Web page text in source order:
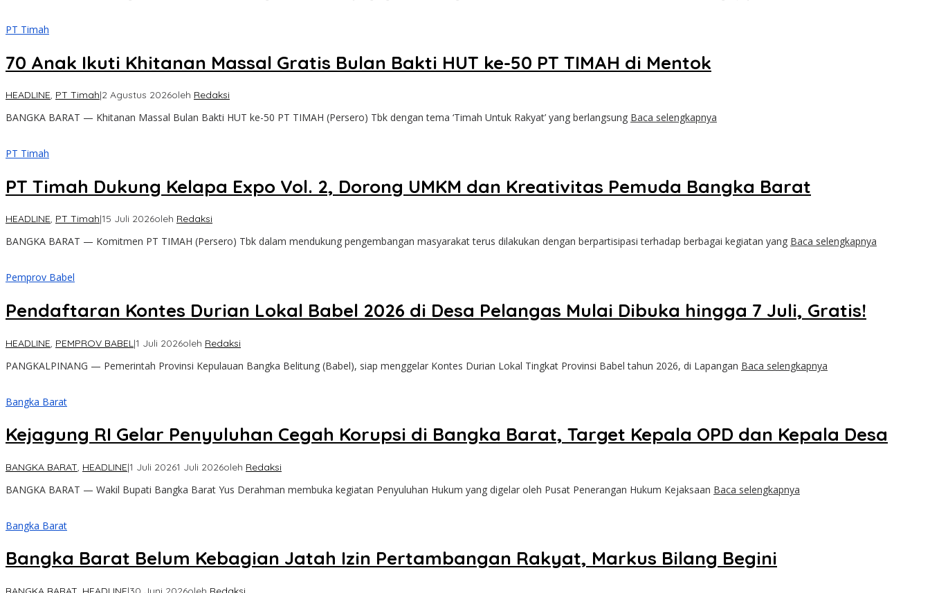
PT Timah
70 Anak Ikuti Khitanan Massal Gratis Bulan Bakti HUT ke-50 PT TIMAH di Mentok
HEADLINE, PT Timah|2 Agustus 2026oleh Redaksi
BANGKA BARAT — Khitanan Massal Bulan Bakti HUT ke-50 PT TIMAH (Persero) Tbk dengan tema ‘Timah Untuk Rakyat’ yang berlangsung Baca selengkapnya
PT Timah
PT Timah Dukung Kelapa Expo Vol. 2, Dorong UMKM dan Kreativitas Pemuda Bangka Barat
HEADLINE, PT Timah|15 Juli 2026oleh Redaksi
BANGKA BARAT — Komitmen PT TIMAH (Persero) Tbk dalam mendukung pengembangan masyarakat terus dilakukan dengan berpartisipasi terhadap berbagai kegiatan yang Baca selengkapnya
Pemprov Babel
Pendaftaran Kontes Durian Lokal Babel 2026 di Desa Pelangas Mulai Dibuka hingga 7 Juli, Gratis!
HEADLINE, PEMPROV BABEL|1 Juli 2026oleh Redaksi
PANGKALPINANG — Pemerintah Provinsi Kepulauan Bangka Belitung (Babel), siap menggelar Kontes Durian Lokal Tingkat Provinsi Babel tahun 2026, di Lapangan Baca selengkapnya
Bangka Barat
Kejagung RI Gelar Penyuluhan Cegah Korupsi di Bangka Barat, Target Kepala OPD dan Kepala Desa
BANGKA BARAT, HEADLINE|1 Juli 20261 Juli 2026oleh Redaksi
BANGKA BARAT — Wakil Bupati Bangka Barat Yus Derahman membuka kegiatan Penyuluhan Hukum yang digelar oleh Pusat Penerangan Hukum Kejaksaan Baca selengkapnya
Bangka Barat
Bangka Barat Belum Kebagian Jatah Izin Pertambangan Rakyat, Markus Bilang Begini